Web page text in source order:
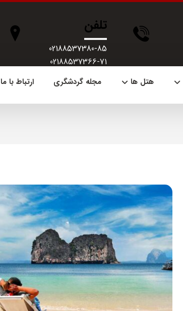
تلفن
02188537380-85
02188537366-71
هتل ها مجله گردشگری ارتباط با ما